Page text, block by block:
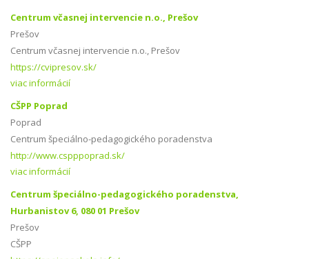
Centrum včasnej intervencie n.o., Prešov
Prešov
Centrum včasnej intervencie n.o., Prešov
https://cvipresov.sk/
viac informácií
CŠPP Poprad
Poprad
Centrum špeciálno-pedagogického poradenstva
http://www.cspppoprad.sk/
viac informácií
Centrum špeciálno-pedagogického poradenstva,
Hurbanistov 6, 080 01 Prešov
Prešov
CŠPP